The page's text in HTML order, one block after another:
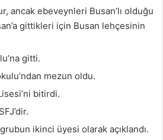
ancak ebeveynleri Busan’lı olduğu
gittikleri için Busan lehçesinin
gitti.
mezun oldu.
bitirdi.
grubun ikinci üyesi olarak açıklandı.